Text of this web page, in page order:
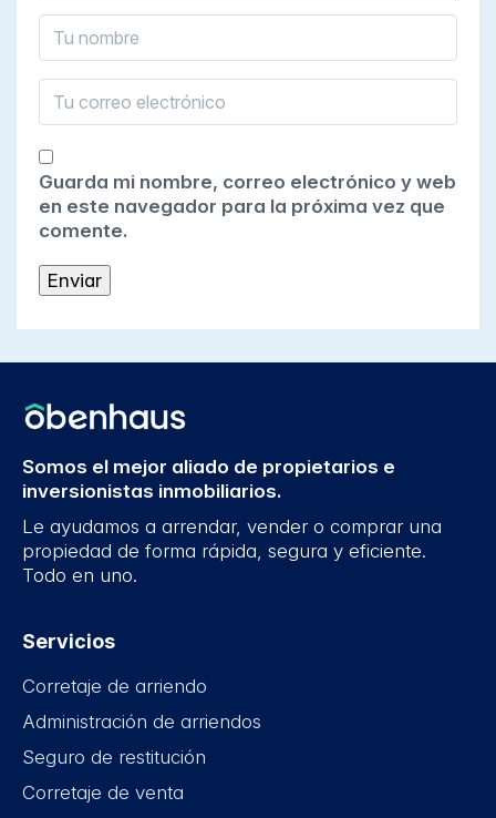
Guarda mi nombre, correo electrónico y web
en este navegador para la próxima vez que
comente.
Somos el mejor aliado de propietarios e
inversionistas inmobiliarios.
Le ayudamos a arrendar, vender o comprar una
propiedad de forma rápida, segura y eficiente.
Todo en uno.
Servicios
Corretaje de arriendo
Administración de arriendos
Seguro de restitución
Corretaje de venta